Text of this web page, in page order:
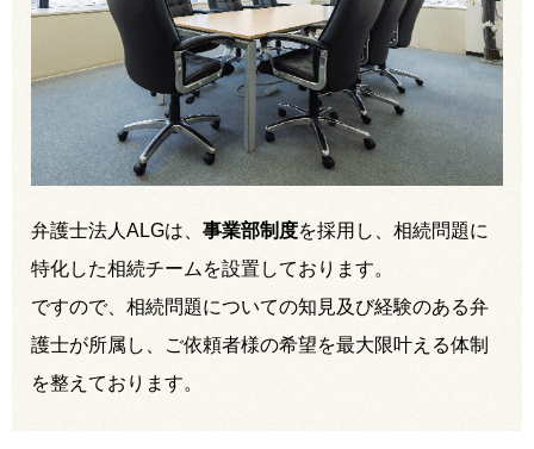
弁護士法人ALGは、 事業部制度を採用し、相続問題に
特化した相続チームを設置しております。
ですので、相続問題についての知見及び経験のある弁
護士が所属し、ご依頼者様の希望を最大限叶える体制
を整えております。